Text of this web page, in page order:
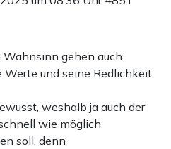
Wahnsinn gehen auch
Werte und seine Redlichkeit
weshalb ja auch der
wie möglich
soll, denn